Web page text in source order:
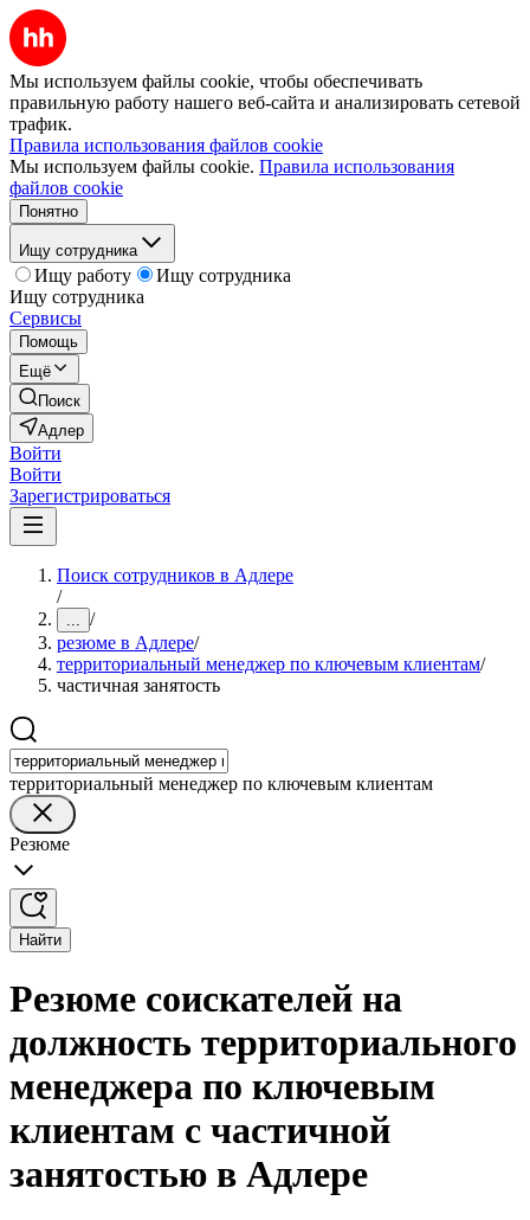
Мы используем файлы cookie, чтобы обеспечивать
правильную работу нашего веб-сайта и анализировать сетевой
трафик.
Правила использования файлов cookie
Мы используем файлы cookie. Правила использования
файлов cookie
Понятно
Ищу сотрудника
Ищу работу
Ищу сотрудника
Ищу сотрудника
Сервисы
Помощь
Ещё
Поиск
Адлер
Войти
Войти
Зарегистрироваться
Поиск сотрудников в Адлере
/
... /
резюме в Адлере/
территориальный менеджер по ключевым клиентам/
частичная занятость
территориальный менеджер по ключевым клиентам
Резюме
Найти
Резюме соискателей на
должность территориального
менеджера по ключевым
клиентам с частичной
занятостью в Адлере